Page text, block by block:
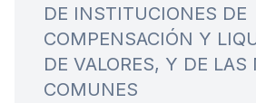
DE INSTITUCIONES DE
COMPENSACIÓN Y
DE VALORES, Y DE LAS
COMUNES